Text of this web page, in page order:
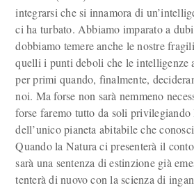
integrarsi che si innamora di
ci ha turbato. Abbiamo imparato a
dobbiamo temere anche le nostre
quelli i punti deboli che le
per primi quando, finalmente,
noi. Ma forse non sarà nemmeno
forse faremo tutto da soli
dell’unico pianeta abitabile che
Quando la Natura ci presenterà il
sarà una sentenza di estinzione già
tenterà di nuovo con la scienza di